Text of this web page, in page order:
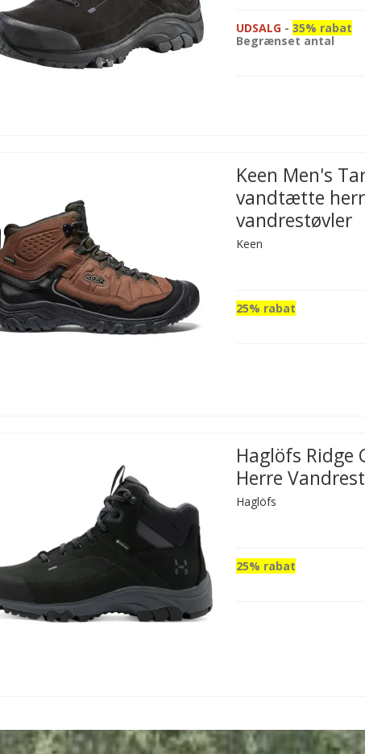
UDSALG -35% rabat
Begrænset antal
Keen Men's
vandtætte
vandrestøvler
Keen
25% rabat
Haglöfs Ridge
Herre
Haglöfs
25% rabat